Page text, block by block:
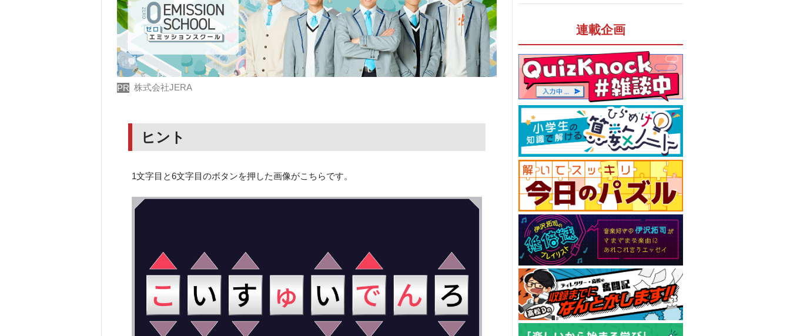
PR 株式会社JERA
ヒント
1文字目と6文字目のボタンを押した画像がこちらです。
連載企画